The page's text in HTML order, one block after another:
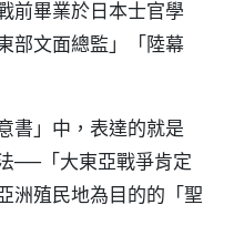
前畢業於日本士官學
部文面總監」「陸幕
書」中，表達的就是
──「大東亞戰爭肯定
洲殖民地為目的的「聖